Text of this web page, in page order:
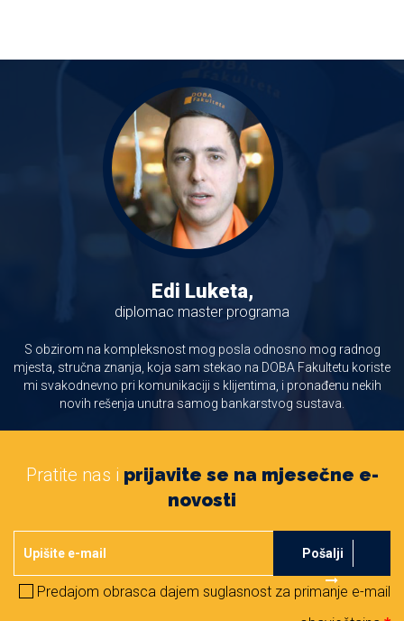
Edi Luketa,
diplomac master programa
S obzirom na kompleksnost mog posla odnosno mog radnog
mjesta, stručna znanja, koja sam stekao na DOBA Fakultetu koriste
mi svakodnevno pri komunikaciji s klijentima, i pronađenu nekih
novih rešenja unutra samog bankarstvog sustava.
Pratite nas i prijavite se na mjesečne e-
novosti
Pošalji
Predajom obrasca dajem suglasnost za primanje e-mail